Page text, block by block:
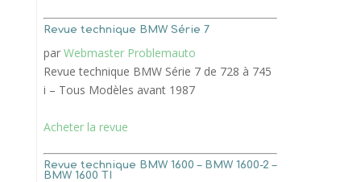
Revue technique BMW Série 7
par Webmaster Problemauto
Revue technique BMW Série 7 de 728 à 745
i – Tous Modèles avant 1987
Acheter la revue
Revue technique BMW 1600 – BMW 1600-2 –
BMW 1600 TI